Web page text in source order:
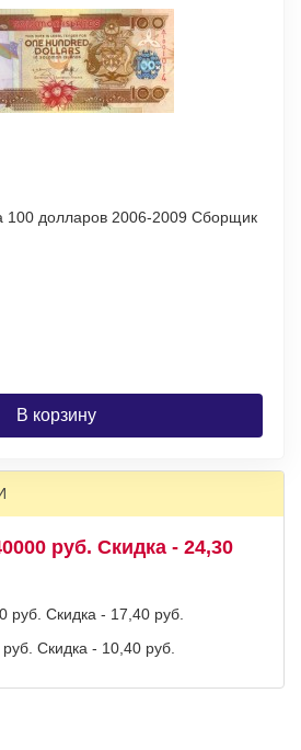
2006-2009 Сборщик
В корзину
руб. Скидка - 24,30
руб. Скидка - 17,40 руб.
Скидка - 10,40 руб.